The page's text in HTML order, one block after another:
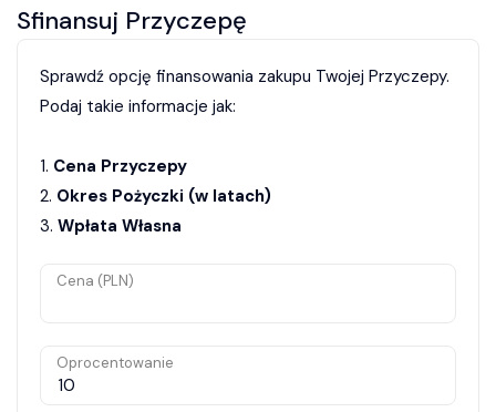
Sfinansuj Przyczepę
Sprawdź opcję finansowania zakupu Twojej Przyczepy.
Podaj takie informacje jak:
1. Cena Przyczepy
2. Okres Pożyczki (w latach)
3. Wpłata Własna
Cena (PLN)
Oprocentowanie